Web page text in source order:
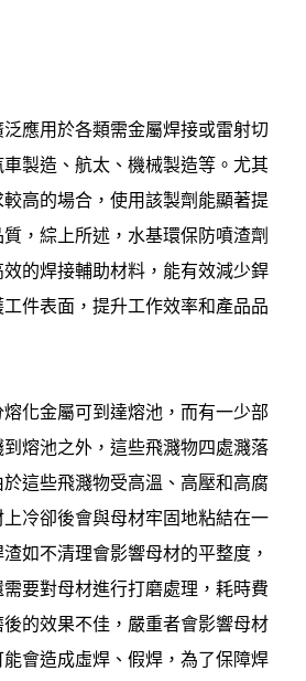
應用於各類需金屬焊接或雷射切
製造、航太、機械製造等。尤其
高的場合，使用該製劑能顯著提
，綜上所述，水基環保防噴渣劑
的焊接輔助材料，能有效減少銲
件表面，提升工作效率和產品品
化金屬可到達熔池，而有一少部
熔池之外，這些飛濺物四處濺落
這些飛濺物受高溫、高壓和高腐
冷卻後會與母材牢固地粘結在一
如不清理會影響母材的平整度，
要對母材進行打磨處理，耗時費
的效果不佳，嚴重者會影響母材
會造成虛焊、假焊，為了保障焊